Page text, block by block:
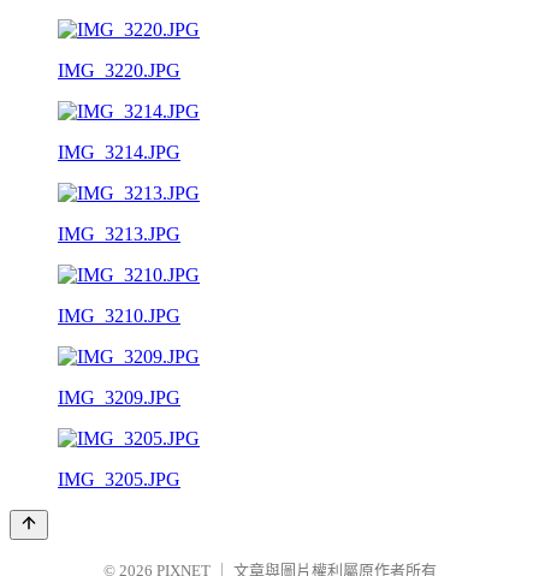
IMG_3220.JPG
IMG_3214.JPG
IMG_3213.JPG
IMG_3210.JPG
IMG_3209.JPG
IMG_3205.JPG
© 2026 PIXNET 文章與圖片權利屬原作者所有